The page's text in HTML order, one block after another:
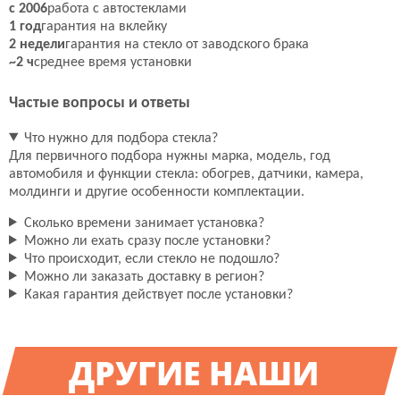
с 2006работа с автостеклами
1 годгарантия на вклейку
2 неделигарантия на стекло от заводского брака
~2 чсреднее время установки
Частые вопросы и ответы
Что нужно для подбора стекла?
Для первичного подбора нужны марка, модель, год
автомобиля и функции стекла: обогрев, датчики, камера,
молдинги и другие особенности комплектации.
Сколько времени занимает установка?
Можно ли ехать сразу после установки?
Что происходит, если стекло не подошло?
Можно ли заказать доставку в регион?
Какая гарантия действует после установки?
ДРУГИЕ НАШИ